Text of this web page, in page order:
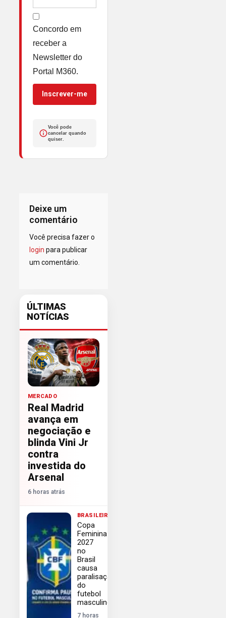
Concordo em
receber a
Newsletter do
Portal M360.
Inscrever-me
Você pode
cancelar quando
quiser.
Deixe um
comentário
Você precisa fazer o
login para publicar
um comentário.
ÚLTIMAS
NOTÍCIAS
MERCADO
Real Madrid
avança em
negociação e
blinda Vini Jr
contra
investida do
Arsenal
6 horas atrás
BRASILEIRÃO
Copa
Feminina
2027
no
Brasil
causa
paralisação
do
futebol
masculino
7 horas